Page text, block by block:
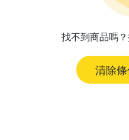
找不到商品嗎
清除